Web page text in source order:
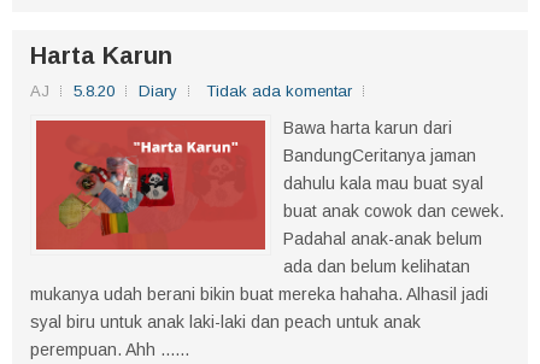
Harta Karun
AJ 5.8.20 Diary Tidak ada komentar
Bawa harta karun dari
BandungCeritanya jaman
dahulu kala mau buat syal
buat anak cowok dan cewek.
Padahal anak-anak belum
ada dan belum kelihatan
mukanya udah berani bikin buat mereka hahaha. Alhasil jadi
syal biru untuk anak laki-laki dan peach untuk anak
perempuan. Ahh ......